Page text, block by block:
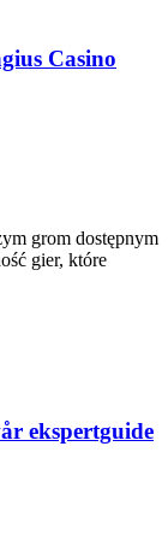
Casino
grom dostępnym
gier, które
ekspertguide